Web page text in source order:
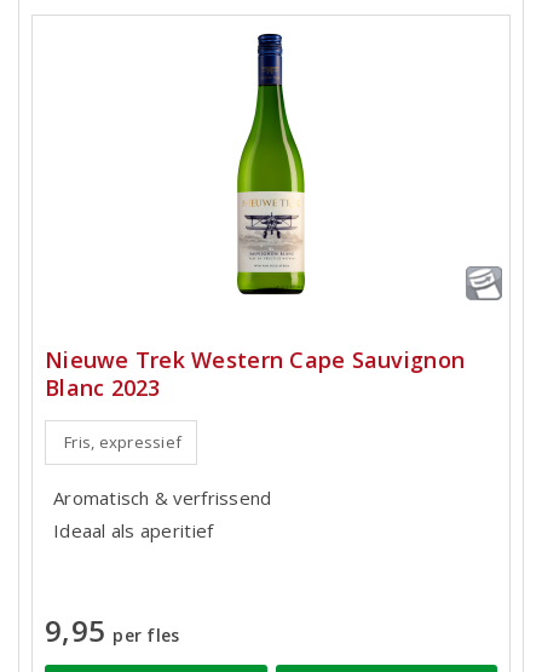
Nieuwe Trek Western Cape Sauvignon
Blanc 2023
Fris, expressief
Aromatisch & verfrissend
Ideaal als aperitief
9,95 per fles